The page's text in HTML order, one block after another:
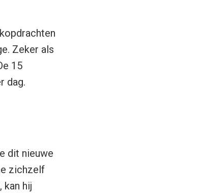
Zeker als
15
dag.
dit nieuwe
zichzelf
kan hij